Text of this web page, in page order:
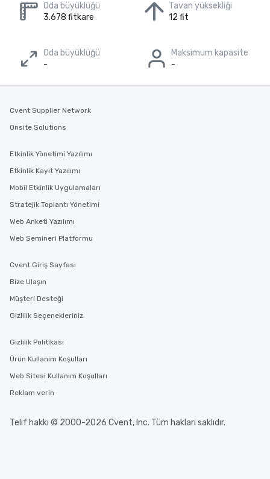
Oda büyüklüğü
3.678 fitkare
Tavan yüksekliği
12 fit
Oda büyüklüğü
-
Maksimum kapasite
-
Cvent Supplier Network
Onsite Solutions
Etkinlik Yönetimi Yazılımı
Etkinlik Kayıt Yazılımı
Mobil Etkinlik Uygulamaları
Stratejik Toplantı Yönetimi
Web Anketi Yazılımı
Web Semineri Platformu
Cvent Giriş Sayfası
Bize Ulaşın
Müşteri Desteği
Gizlilik Seçenekleriniz
Gizlilik Politikası
Ürün Kullanım Koşulları
Web Sitesi Kullanım Koşulları
Reklam verin
Telif hakkı © 2000-2026 Cvent, Inc. Tüm hakları saklıdır.